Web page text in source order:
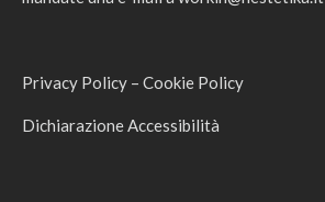
Privacy Policy – Cookie Policy
Dichiarazione Accessibilità